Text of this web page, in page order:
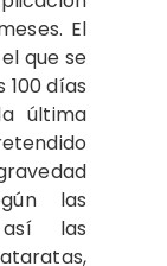
El
que se
100 días
última
las
las